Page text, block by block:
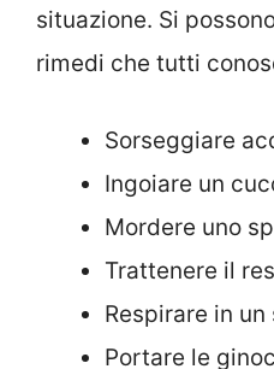
situazione. Si
rimedi che tutti
Sorseggiare
Ingoiare un
Mordere uno
Trattenere il
Respirare in
Portare le